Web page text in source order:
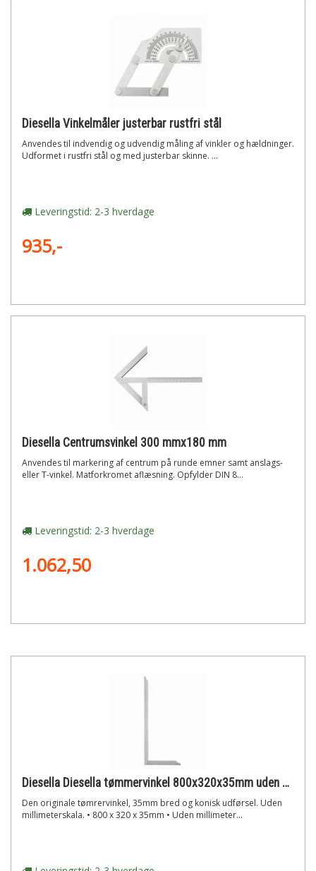
Diesella Vinkelmåler justerbar rustfri stål
Anvendes til indvendig og udvendig måling af vinkler og hældninger.
Udformet i rustfri stål og med justerbar skinne. ...
Leveringstid: 2-3 hverdage
935,-
Diesella Centrumsvinkel 300 mmx180 mm
Anvendes til markering af centrum på runde emner samt anslags-
eller T-vinkel. Matforkromet aflæsning. Opfylder DIN 8...
Leveringstid: 2-3 hverdage
1.062,50
Diesella Diesella tømmervinkel 800x320x35mm uden millimeterskala
Den originale tømrervinkel, 35mm bred og konisk udførsel. Uden
millimeterskala. • 800 x 320 x 35mm • Uden millimeter...